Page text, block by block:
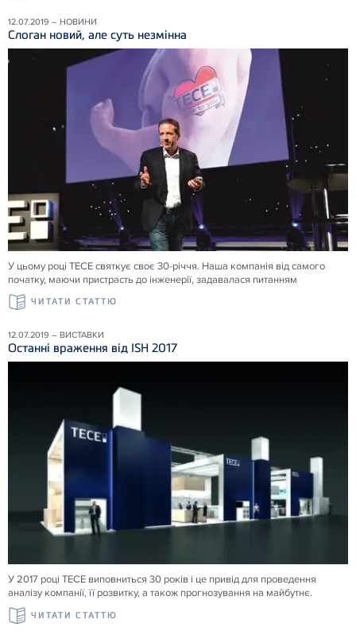
12.07.2019 – НОВИНИ
Слоган новий, але суть незмінна
У цьому році ТЕСЕ святкує своє 30-річчя. Наша компанія від самого
початку, маючи пристрасть до інженерії, задавалася питанням
ЧИТАТИ СТАТТЮ
12.07.2019 – ВИСТАВКИ
Останні враження від ISH 2017
У 2017 році ТЕСЕ виповниться 30 років і це привід для проведення
аналізу компанії, її розвитку, а також прогнозування на майбутнє.
ЧИТАТИ СТАТТЮ